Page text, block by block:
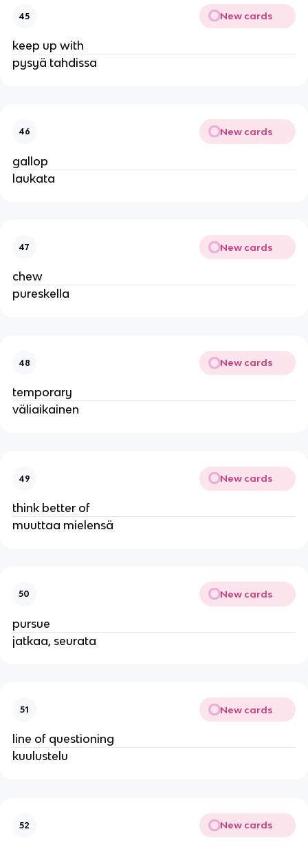
45 New cards
keep up with
pysyä tahdissa
46 New cards
gallop
laukata
47 New cards
chew
pureskella
48 New cards
temporary
väliaikainen
49 New cards
think better of
muuttaa mielensä
50 New cards
pursue
jatkaa, seurata
51 New cards
line of questioning
kuulustelu
52 New cards